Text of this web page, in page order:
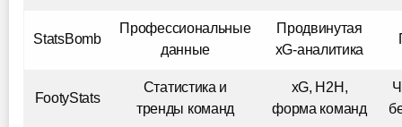
StatsBomb
Профессиональные
данные
Продвинутая
xG-аналитика
FootyStats
Статистика и
тренды команд
xG, H2H,
форма команд